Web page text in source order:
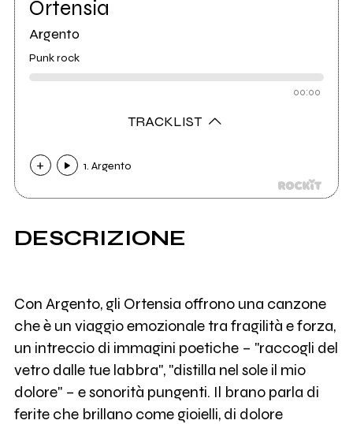
Ortensia
Argento
Punk rock
00:00
TRACKLIST
1. Argento
DESCRIZIONE
Con Argento, gli Ortensia offrono una canzone
che è un viaggio emozionale tra fragilità e forza,
un intreccio di immagini poetiche – "raccogli del
vetro dalle tue labbra", ''distilla nel sole il mio
dolore'' – e sonorità pungenti. Il brano parla di
ferite che brillano come gioielli, di dolore